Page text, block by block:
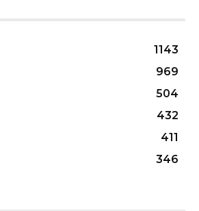
1143
969
504
432
411
346